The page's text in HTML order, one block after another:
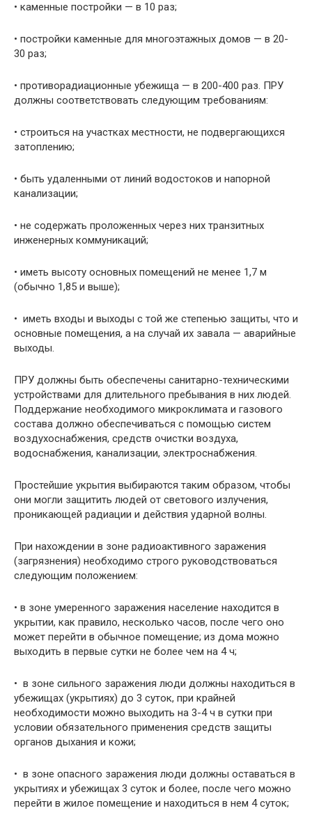
• каменные постройки — в 10 раз;
• постройки каменные для многоэтажных домов — в 20-
30 раз;
• противорадиационные убежища — в 200-400 раз. ПРУ
должны соответствовать следующим требованиям:
• строиться на участках местности, не подвергающихся
затоплению;
• быть удаленными от линий водостоков и напорной
канализации;
• не содержать проложенных через них транзитных
инженерных коммуникаций;
• иметь высоту основных помещений не менее 1,7 м
(обычно 1,85 и выше);
• иметь входы и выходы с той же степенью защиты, что и
основные помещения, а на случай их завала — аварийные
выходы.
ПРУ должны быть обеспечены санитарно-техническими
устройствами для длитель­ного пребывания в них людей.
Поддержание необходимого микроклимата и газового
состава должно обеспечиваться с помощью систем
воздухоснабжения, средств очистки воздуха,
водоснабжения, канализации, электроснабжения.
Простейшие укрытия выбираются таким образом, чтобы
они могли защитить людей от светового излучения,
проникающей радиации и действия ударной волны.
При нахождении в зоне радиоактивного заражения
(загрязнения) необходимо строго руководствоваться
следующим положением:
• в зоне умеренного заражения население находится в
укрытии, как правило, несколько часов, после чего оно
может перейти в обычное помещение; из дома можно
выхо­дить в первые сутки не более чем на 4 ч;
• в зоне сильного заражения люди должны находиться в
убежищах (укрытиях) до 3 суток, при крайней
необходимости можно выходить на 3-4 ч в сутки при
условии обяза­тельного применения средств защиты
органов дыхания и кожи;
• в зоне опасного заражения люди должны оставаться в
укрытиях и убежищах 3 суток и более, после чего можно
перейти в жилое помещение и находиться в нем 4 суток;